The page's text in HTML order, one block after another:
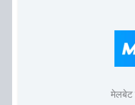
मेलबेट